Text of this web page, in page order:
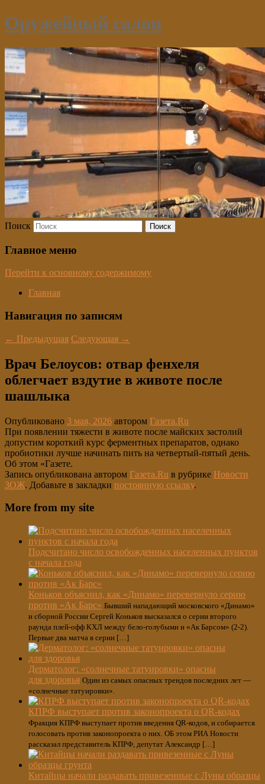
Оружейный салон
Поиск
Главное меню
Перейти к основному содержимому
Главная
Навигация по записям
← Предыдущая Следующая →
Врач Белоусов: отвар фенхеля
облегчает вздутие в животе после
шашлыка
Опубликовано 3 мая, 2026 автором Газета.Ru
При появлении тяжести в животе после майских застолий
допустим короткий курс ферментных препаратов, однако
пробиотики лучше начинать пить на четвертый-пятый день.
Об этом «Газете.
Запись опубликована автором Газета.Ru в рубрике Новости
ЗОЖ. Добавьте в закладки постоянную ссылку.
More from my site
Подсчитано число освобожденных населенных пунктов
с начала года
Коньков объяснил, как «Динамо» перевернуло серию
против «Ак Барс» Бывший нападающий московского «Динамо»
и сборной России Сергей Коньков высказался о серии второго
раунда плей-офф КХЛ между бело-голубыми и «Ак Барсом» (2-2).
Первые два матча в серии […]
Дерматолог: «солнечные татуировки» опасны
для здоровья Один из самых опасных трендов последних лет —
«солнечные татуировки».
КПРФ выступает против законопроекта о QR-кодах
Фракция КПРФ выступает против введения QR-кодов, и собирается
голосовать против законопроекта о них. ОБ этом РИА Новости
рассказал представитель КПРФ, депутат Александр […]
Китайцы начали раздавать привезенные с Луны образцы